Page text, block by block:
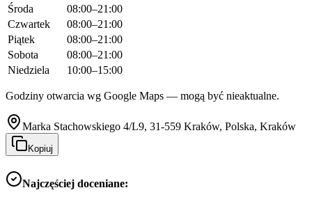
Środa
08:00–21:00
Czwartek
08:00–21:00
Piątek
08:00–21:00
Sobota
08:00–21:00
Niedziela
10:00–15:00
Godziny otwarcia wg Google Maps — mogą być nieaktualne.
Marka Stachowskiego 4/L9, 31-559 Kraków, Polska, Kraków
Kopiuj
Najczęściej doceniane: